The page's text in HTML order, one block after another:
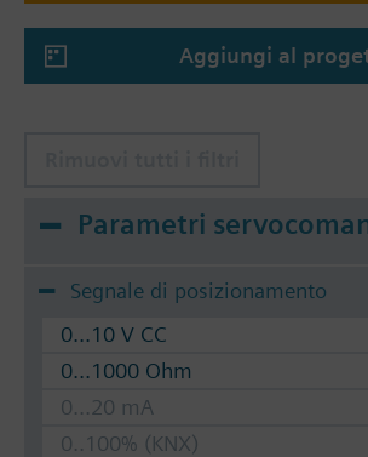
Aggiungi al
Parametri
Segnale di posizionamento
0...10 V CC
0...1000 Ohm
0...20 mA
0..100% (KNX)